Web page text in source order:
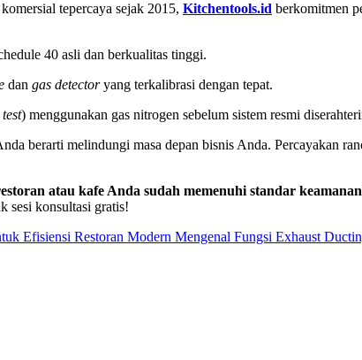
tepercaya sejak 2015, Kitchentools.id berkomitmen
40 asli dan berkualitas tinggi.
dan gas detectoryang terkalibrasi dengan tepat.
) menggunakan gas nitrogen sebelum sistem resmi
berarti melindungi masa depan bisnis Anda. Percayakan
atau kafe Anda sudah memenuhi standar
sesi konsultasi gratis!
Efisiensi Restoran Modern Mengenal Fungsi Exhaust